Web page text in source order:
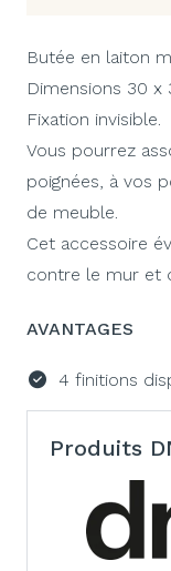
Butée en laiton
Dimensions 30 x
Fixation invisible.
Vous pourrez
poignées, à vos
de meuble.
Cet accessoire
contre le mur et
AVANTAGES
4 finitions
Produits